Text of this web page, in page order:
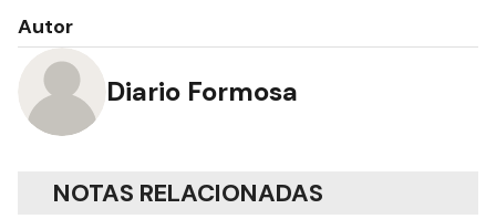
Autor
Diario Formosa
NOTAS RELACIONADAS